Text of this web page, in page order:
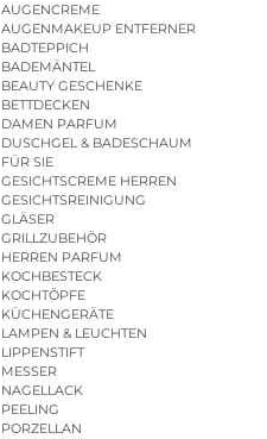
AUGENCREME
AUGENMAKEUP ENTFERNER
BADTEPPICH
BADEMÄNTEL
BEAUTY GESCHENKE
BETTDECKEN
DAMEN PARFUM
DUSCHGEL & BADESCHAUM
FÜR SIE
GESICHTSCREME HERREN
GESICHTSREINIGUNG
GLÄSER
GRILLZUBEHÖR
HERREN PARFUM
KOCHBESTECK
KOCHTÖPFE
KÜCHENGERÄTE
LAMPEN & LEUCHTEN
LIPPENSTIFT
MESSER
NAGELLACK
PEELING
PORZELLAN